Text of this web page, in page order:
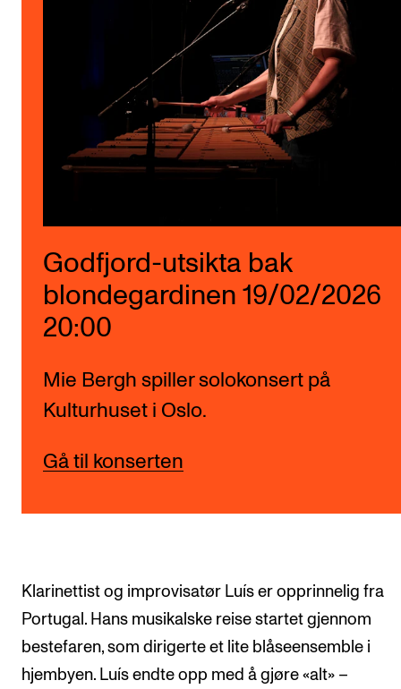
Godfjord-utsikta bak
blondegardinen 19/02/2026
20:00
Mie Bergh spiller solokonsert på
Kulturhuset i Oslo.
Gå til konserten
Klarinettist og improvisatør Luís er opprinnelig fra
Portugal. Hans musikalske reise startet gjennom
bestefaren, som dirigerte et lite blåseensemble i
hjembyen. Luís endte opp med å gjøre «alt» –